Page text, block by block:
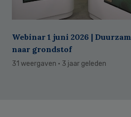
Webinar 1 juni 2026 |
naar grondstof
31 weergaven · 3 jaar geleden